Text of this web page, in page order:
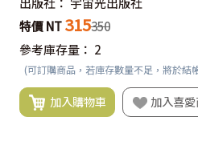
特價 NT 315350
參考庫存量： 2
(可訂購商品，若庫存數量不足，將於結
加入購物車 加入喜